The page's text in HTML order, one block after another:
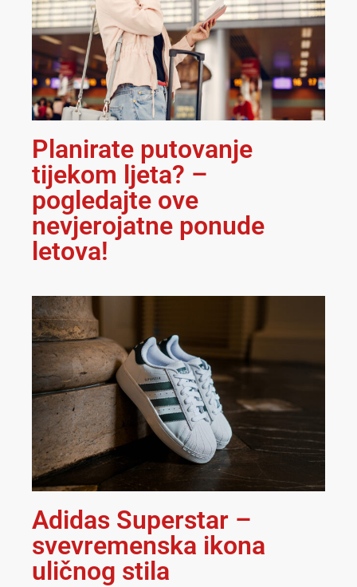
Planirate putovanje
tijekom ljeta? –
pogledajte ove
nevjerojatne ponude
letova!
Adidas Superstar –
svevremenska ikona
uličnog stila